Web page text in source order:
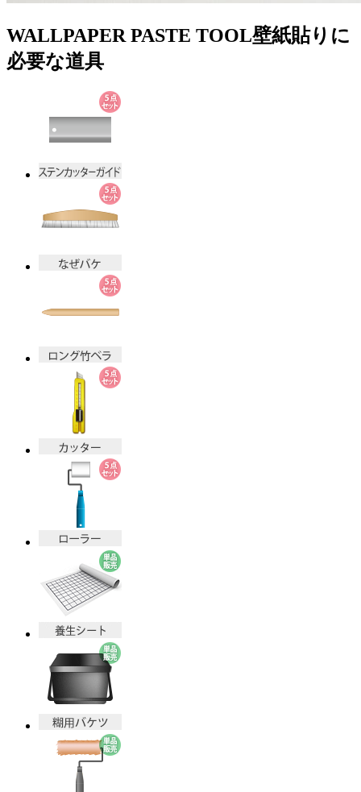
WALLPAPER PASTE TOOL壁紙貼りに
必要な道具